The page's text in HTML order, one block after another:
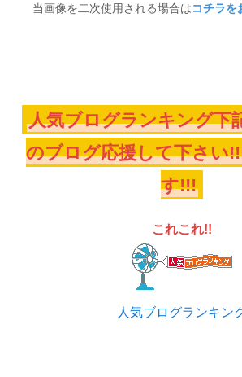
当画像を二次使用される場合はコチラを
人気ブログランキング下
のブログ応援して下さい
す!!!
これこれ!!
人気ブログランキン